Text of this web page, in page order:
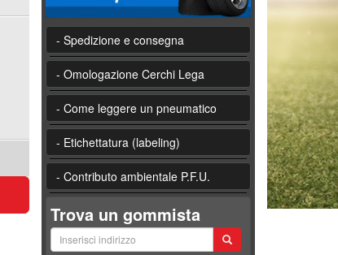
- Spedizione e consegna
- Omologazione Cerchi Lega
- Come leggere un pneumatico
- Etichettatura (labeling)
- Contributo ambientale P.F.U.
Trova un gommista